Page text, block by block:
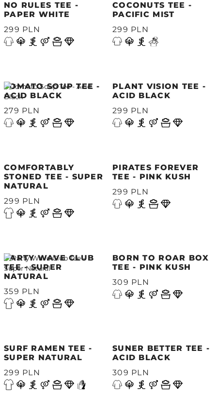
NO RULES TEE -
PAPER WHITE
299 PLN
COCONUTS TEE -
PACIFIC MIST
299 PLN
TOMATO SOUP TEE -
ACID BLACK
279 PLN
PLANT VISION TEE -
ACID BLACK
299 PLN
COMFORTABLY
STONED TEE - SUPER
NATURAL
299 PLN
PIRATES FOREVER
TEE - PINK KUSH
299 PLN
PARTY WAVE CLUB
TEE - SUPER
NATURAL
359 PLN
BORN TO ROAR BOX
TEE - PINK KUSH
309 PLN
SURF RAMEN TEE -
SUPER NATURAL
299 PLN
SUNER BETTER TEE -
ACID BLACK
309 PLN